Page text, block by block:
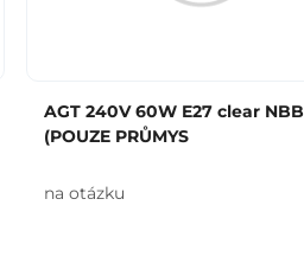
AGT 240V 60W E27 clear NBB
(POUZE PRŮMYS
na otázku